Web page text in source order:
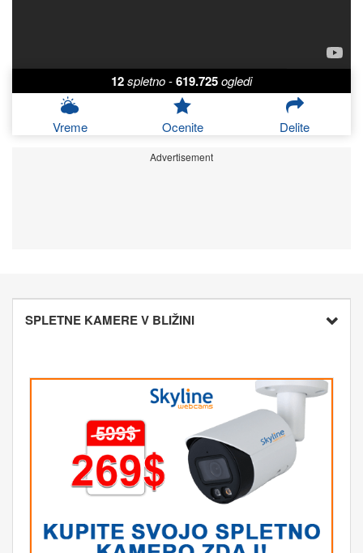
12spletno-619.725ogledi
Vreme Ocenite Delite
Advertisement
SPLETNE KAMERE V BLIŽINI